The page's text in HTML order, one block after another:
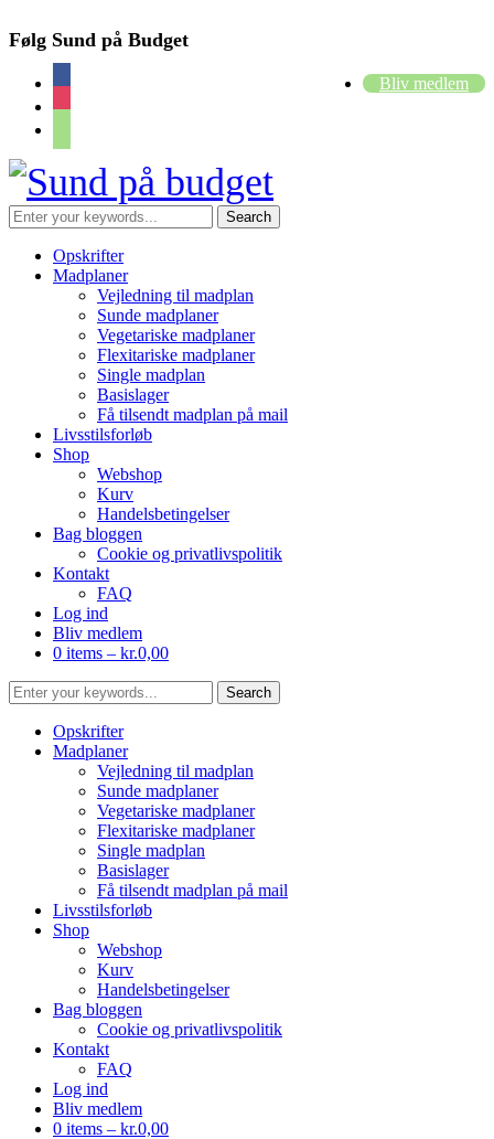
Følg Sund på Budget
Bliv medlem
Opskrifter
Madplaner
Vejledning til madplan
Sunde madplaner
Vegetariske madplaner
Flexitariske madplaner
Single madplan
Basislager
Få tilsendt madplan på mail
Livsstilsforløb
Shop
Webshop
Kurv
Handelsbetingelser
Bag bloggen
Cookie og privatlivspolitik
Kontakt
FAQ
Log ind
Bliv medlem
0 items – kr.0,00
Opskrifter
Madplaner
Vejledning til madplan
Sunde madplaner
Vegetariske madplaner
Flexitariske madplaner
Single madplan
Basislager
Få tilsendt madplan på mail
Livsstilsforløb
Shop
Webshop
Kurv
Handelsbetingelser
Bag bloggen
Cookie og privatlivspolitik
Kontakt
FAQ
Log ind
Bliv medlem
0 items – kr.0,00